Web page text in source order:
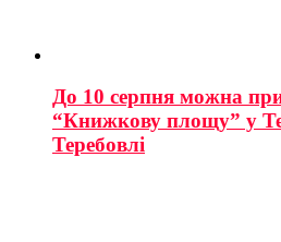
До 10 серпня можна
“Книжкову площу” у
Теребовлі